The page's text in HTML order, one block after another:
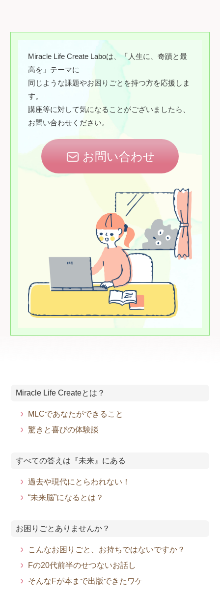
Miracle Life Create Laboは、「人生に、奇蹟と最
高を」テーマに
同じような課題やお困りごとを持つ方を応援しま
す。
講座等に対して気になることがございましたら、
お問い合わせください。
お問い合わせ
Miracle Life Createとは？
MLCであなたができること
驚きと喜びの体験談
すべての答えは『未来』にある
過去や現代にとらわれない！
“未来脳”になるとは？
お困りごとありませんか？
こんなお困りごと、お持ちではないですか？
Fの20代前半のせつないお話し
そんなFが本まで出版できたワケ